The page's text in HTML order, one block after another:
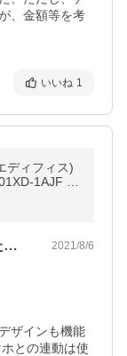
、金額等を考
いいね 1
ディフィス)
1AJF 返
文字盤が大きなものを探していましたが、… 2021/8/6
ザインも機能
との連動は使